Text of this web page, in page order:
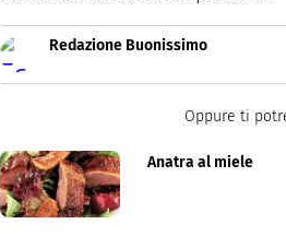
Redazione Buonissimo
Buonissimo è il magazine di
facili e spiegate passo passo.
Oppure ti
Anatra al miele